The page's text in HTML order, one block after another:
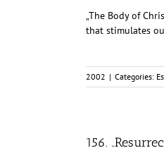
„The Body of
that stimulates
2002 | Categories:
156.